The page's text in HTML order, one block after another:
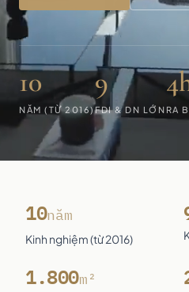
10
NĂM (TỪ 2016)
9
FDI & DN LỚN RA
10năm
Kinh nghiệm (từ 2016)
1.800m²